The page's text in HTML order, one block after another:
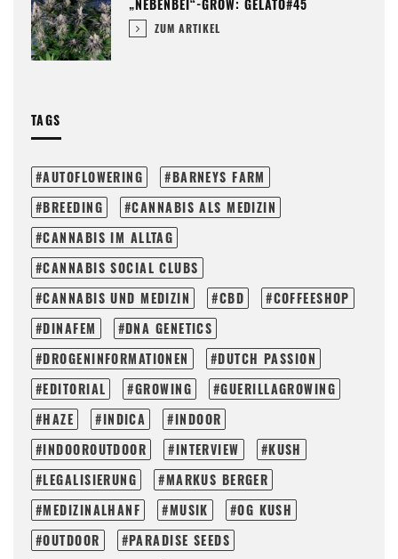
„NEBENBEI“-GROW: GELATO#45
ZUM ARTIKEL
TAGS
AUTOFLOWERING
BARNEYS FARM
BREEDING
CANNABIS ALS MEDIZIN
CANNABIS IM ALLTAG
CANNABIS SOCIAL CLUBS
CANNABIS UND MEDIZIN
CBD
COFFEESHOP
DINAFEM
DNA GENETICS
DROGENINFORMATIONEN
DUTCH PASSION
EDITORIAL
GROWING
GUERILLAGROWING
HAZE
INDICA
INDOOR
INDOOROUTDOOR
INTERVIEW
KUSH
LEGALISIERUNG
MARKUS BERGER
MEDIZINALHANF
MUSIK
OG KUSH
OUTDOOR
PARADISE SEEDS